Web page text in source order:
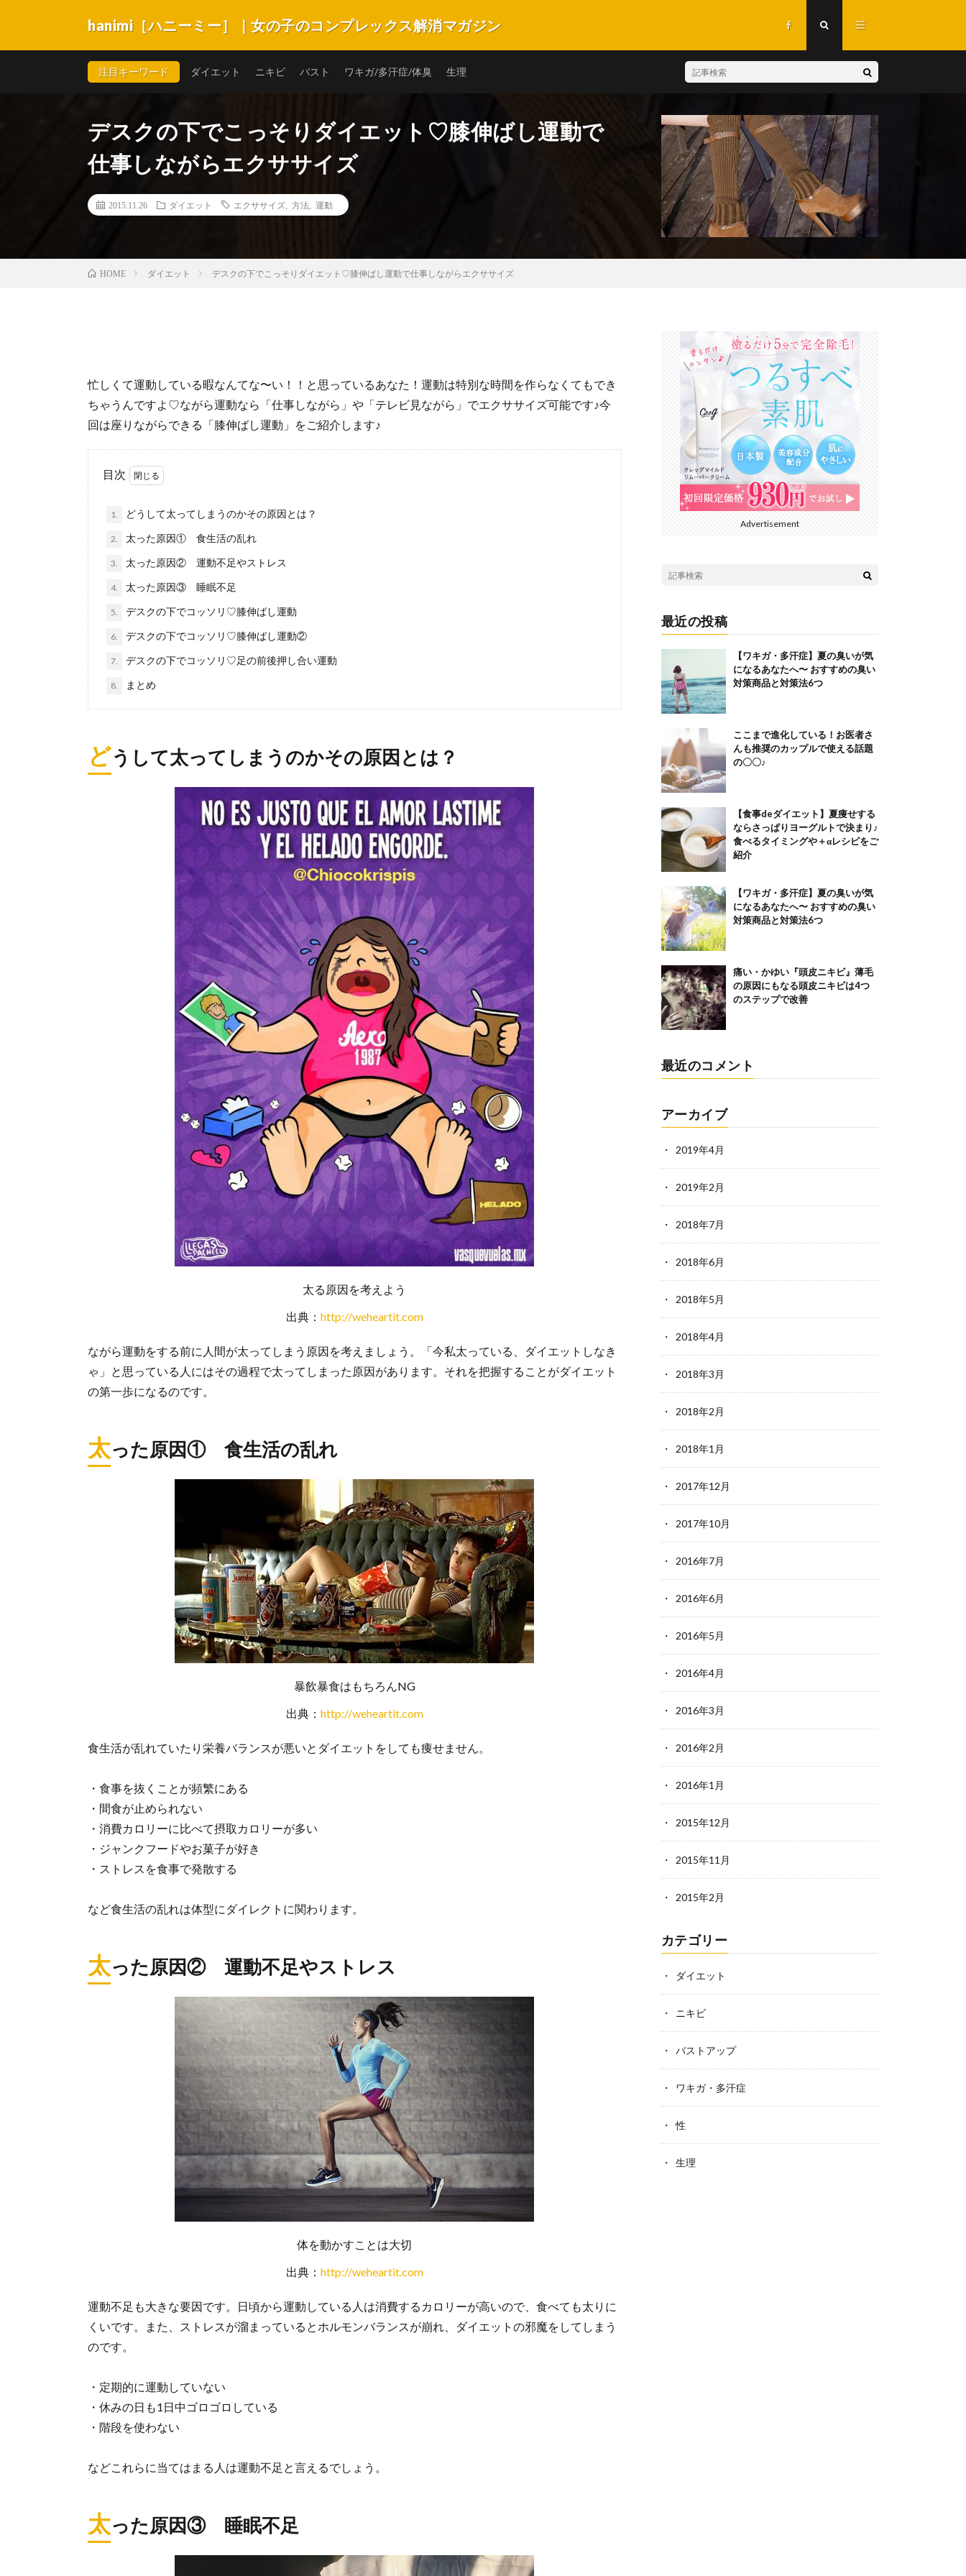
hanimi［ハニーミー］｜女の子のコンプレックス解消マガジン
キビ・スキンケア・体系・生理など悩みがいっぱい。女の子の毎日を楽しく笑顔で過ごすことができるような情報サイトです。
注目キーワード ダイエット ニキビ バスト ワキガ/多汗症/体臭 生理
デスクの下でこっそりダイエット♡膝伸ばし運動で
仕事しながらエクササイズ
2015.11.26 ダイエット エクササイズ 方法 運動
HOME ダイエット デスクの下でこっそりダイエット♡膝伸ばし運動で仕事しながらエクササイズ
忙しくて運動している暇なんてな〜い！！と思っているあなた！運動は特別な時間を作らなくてもでき
ちゃうんですよ♡ながら運動なら「仕事しながら」や「テレビ見ながら」でエクササイズ可能です♪今
回は座りながらできる「膝伸ばし運動」をご紹介します♪
目次
1. どうして太ってしまうのかその原因とは？
2. 太った原因① 食生活の乱れ
3. 太った原因② 運動不足やストレス
4. 太った原因③ 睡眠不足
5. デスクの下でコッソリ♡膝伸ばし運動
6. デスクの下でコッソリ♡膝伸ばし運動②
7. デスクの下でコッソリ♡足の前後押し合い運動
8. まとめ
どうして太ってしまうのかその原因とは？
太る原因を考えよう
出典： http://weheartit.com
ながら運動をする前に人間が太ってしまう原因を考えましょう。「今私太っている、ダイエットしなき
ゃ」と思っている人にはその過程で太ってしまった原因があります。それを把握することがダイエット
の第一歩になるのです。
太った原因① 食生活の乱れ
暴飲暴食はもちろんNG
出典： http://weheartit.com
食生活が乱れていたり栄養バランスが悪いとダイエットをしても痩せません。
・食事を抜くことが頻繁にある
・間食が止められない
・消費カロリーに比べて摂取カロリーが多い
・ジャンクフードやお菓子が好き
・ストレスを食事で発散する
など食生活の乱れは体型にダイレクトに関わります。
太った原因② 運動不足やストレス
体を動かすことは大切
出典： http://weheartit.com
運動不足も大きな要因です。日頃から運動している人は消費するカロリーが高いので、食べても太りに
くいです。また、ストレスが溜まっているとホルモンバランスが崩れ、ダイエットの邪魔をしてしまう
のです。
・定期的に運動していない
・休みの日も1日中ゴロゴロしている
・階段を使わない
などこれらに当てはまる人は運動不足と言えるでしょう。
太った原因③ 睡眠不足
Advertisement
最近の投稿
【ワキガ・多汗症】夏の臭いが気
になるあなたへ〜 おすすめの臭い
対策商品と対策法6つ
ここまで進化している！お医者さ
んも推奨のカップルで使える話題
の〇〇♪
【食事deダイエット】夏痩せする
ならさっぱりヨーグルトで決まり♪
食べるタイミングや＋αレシピをご
紹介
【ワキガ・多汗症】夏の臭いが気
になるあなたへ〜 おすすめの臭い
対策商品と対策法6つ
痛い・かゆい『頭皮ニキビ』薄毛
の原因にもなる頭皮ニキビは4つ
のステップで改善
最近のコメント
アーカイブ
2019年4月
2019年2月
2018年7月
2018年6月
2018年5月
2018年4月
2018年3月
2018年2月
2018年1月
2017年12月
2017年10月
2016年7月
2016年6月
2016年5月
2016年4月
2016年3月
2016年2月
2016年1月
2015年12月
2015年11月
2015年2月
カテゴリー
ダイエット
ニキビ
バストアップ
ワキガ・多汗症
性
生理